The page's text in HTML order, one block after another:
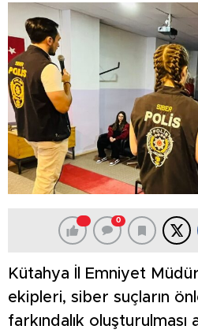
0
Kütahya İl Emniyet
ekipleri, siber suçların
farkındalık oluşturulması